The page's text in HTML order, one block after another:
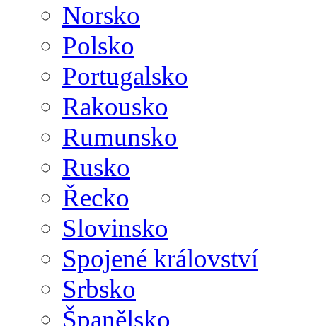
Norsko
Polsko
Portugalsko
Rakousko
Rumunsko
Rusko
Řecko
Slovinsko
Spojené království
Srbsko
Španělsko